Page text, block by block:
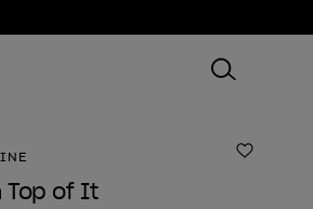
Añadir
Top of It